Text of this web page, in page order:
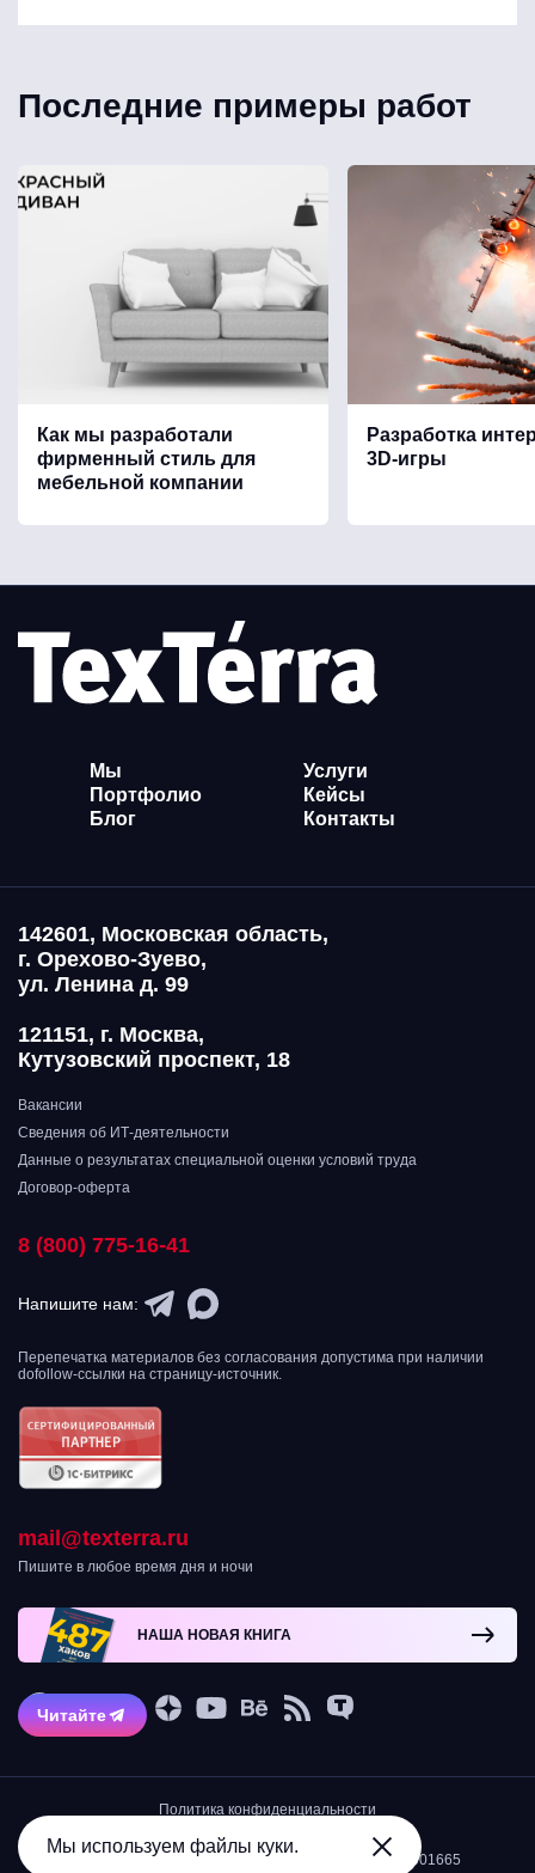
Читайте
Последние примеры работ
Как мы разработали
фирменный стиль для
мебельной компании
Разработка
3D-игры
Мы используем файлы куки.
Мы
Услуги
Портфолио
Кейсы
Блог
Контакты
142601, Московская область,
г. Орехово-Зуево,
ул. Ленина д. 99
121151, г. Москва,
Кутузовский проспект, 18
Вакансии
Сведения об ИТ-деятельности
Данные о результатах специальной оценки условий труда
Договор-оферта
8 (800) 775-16-41
Напишите нам:
Перепечатка материалов без согласования допустима при наличии
dofollow-ссылки на страницу-источник.
mail@texterra.ru
Пишите в любое время дня и ночи
НАША НОВАЯ КНИГА
Политика конфиденциальности
2007-2026 © Интернет-агентство TexTerra
ИНН 5034039968/КПП 503401001/ОГРН 1105034001665